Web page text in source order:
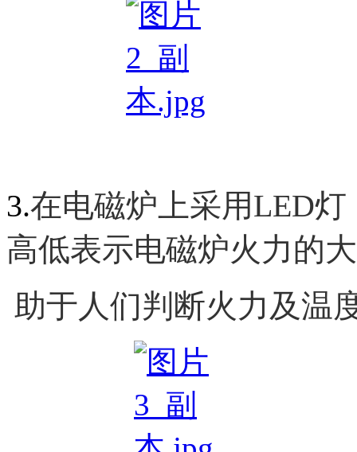
3.在电磁炉上采用LED灯
高低表示电磁炉火力的
助于人们判断火力及温